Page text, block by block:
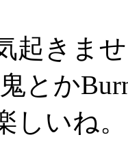
起きま
とか
しいね。